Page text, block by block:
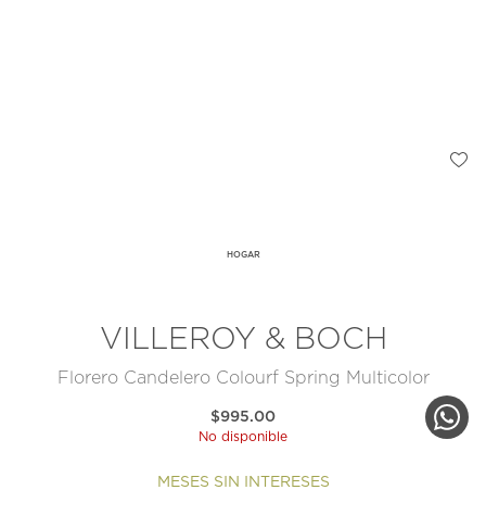
HOGAR
VILLEROY & BOCH
Florero Candelero Colourf Spring Multicolor
$995.00
No disponible
MESES SIN INTERESES